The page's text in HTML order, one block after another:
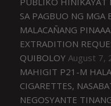
SA PAGBUO NG MGA
MALACAÑANG
EXTRADITION
QUIBOLOY August 7,
MAHIGIT P21-M
CIGARETTES,
NEGOSYANTE